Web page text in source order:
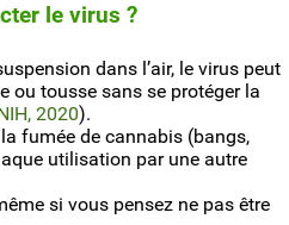
le virus ?
dans l’air, le virus peut
ou tousse sans se protéger la
2020).
fumée de cannabis (bangs,
utilisation par une autre
si vous pensez ne pas être